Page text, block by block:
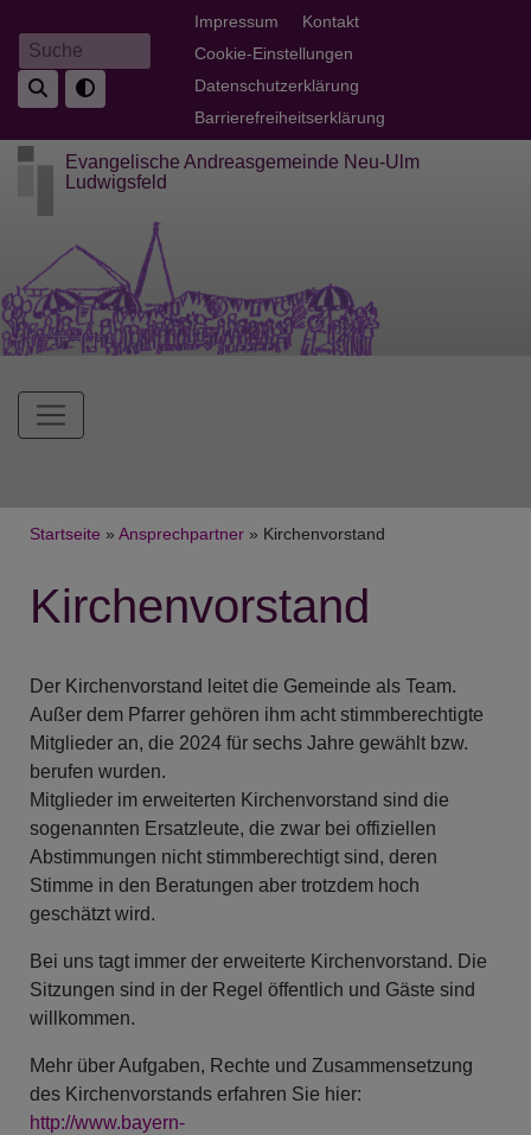
zum
Inhalt
Suche
Fußbereichsmenü
Impressum
Kontakt
Cookie-Einstellungen
Datenschutzerklärung
Barrierefreiheitserklärung
Evangelische Andreasgemeinde Neu-Ulm
Ludwigsfeld
Hauptnavigation
Breadcrumb
Startseite Ansprechpartner Kirchenvorstand
Kirchenvorstand
Der Kirchenvorstand leitet die Gemeinde als Team.
Außer dem Pfarrer gehören ihm acht stimmberechtigte
Mitglieder an, die 2024 für sechs Jahre gewählt bzw.
berufen wurden.
Mitglieder im erweiterten Kirchenvorstand sind die
sogenannten Ersatzleute, die zwar bei offiziellen
Abstimmungen nicht stimmberechtigt sind, deren
Stimme in den Beratungen aber trotzdem hoch
geschätzt wird.
Bei uns tagt immer der erweiterte Kirchenvorstand. Die
Sitzungen sind in der Regel öffentlich und Gäste sind
willkommen.
Mehr über Aufgaben, Rechte und Zusammensetzung
des Kirchenvorstands erfahren Sie hier:
http://www.bayern-